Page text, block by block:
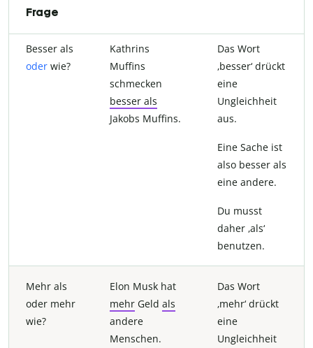
Frage
Besser als
oder wie?
Kathrins
Muffins
schmecken
besser als
Jakobs Muffins.
Das Wort
‚besser‘ drückt
eine
Ungleichheit
aus.
Eine Sache ist
also besser als
eine andere.
Du musst
daher ‚als‘
benutzen.
Mehr als
oder mehr
wie?
Elon Musk hat
mehr Geld als
andere
Menschen.
Das Wort
‚mehr‘ drückt
eine
Ungleichheit